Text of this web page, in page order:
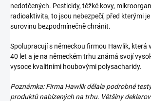
nedotčených. Pesticidy, těžké kovy,
radioaktivita, to jsou nebezpečí, před kterými
surovinu bezpodmínečně chránit.
Spolupracují s německou firmou Hawlik, která
40 let a je na německém trhu známá svojí
vysoce kvalitními houbovými polysacharidy.
Poznámka: Firma Hawlik dělala podrobné
produktů nabízených na trhu. Většiny